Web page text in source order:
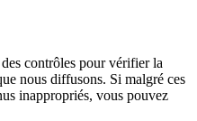
contrôles pour vérifier la
nous diffusons. Si malgré ces
inappropriés, vous pouvez